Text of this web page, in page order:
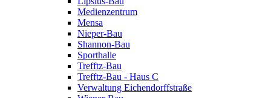
Medienzentrum
Mensa
Nieper-Bau
Shannon-Bau
Sporthalle
Trefftz-Bau
Trefftz-Bau - Haus C
Verwaltung Eichendorffstraße